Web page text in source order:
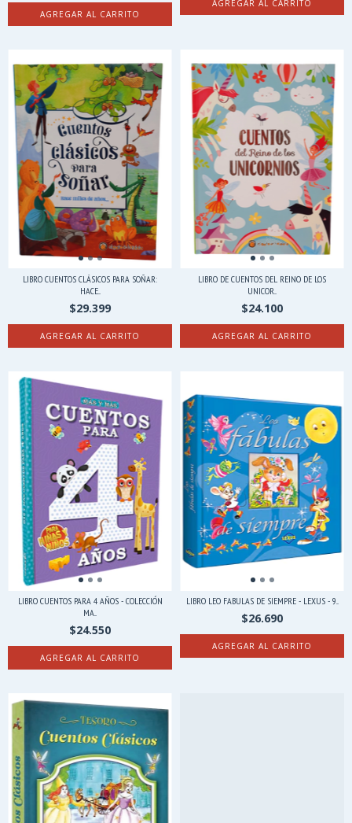
LIBRO CUENTOS CLÁSICOS PARA SOÑAR:
HACE...
$29.399
LIBRO DE CUENTOS DEL REINO DE LOS
UNICOR...
$24.100
LIBRO CUENTOS PARA 4 AÑOS - COLECCIÓN
MA...
$24.550
LIBRO LEO FABULAS DE SIEMPRE - LEXUS - 9...
$26.690